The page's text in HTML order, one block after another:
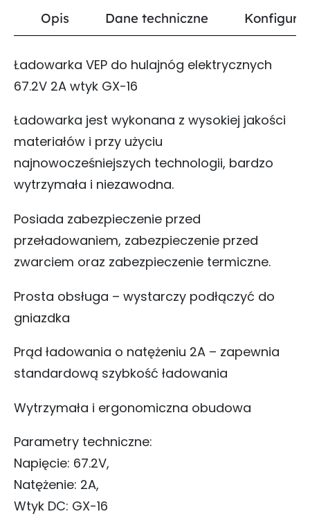
Opis Dane techniczne
Ładowarka VEP do hulajnóg elektrycznych
67.2V 2A wtyk GX-16
Ładowarka jest wykonana z wysokiej jakości
materiałów i przy użyciu
najnowocześniejszych technologii, bardzo
wytrzymała i niezawodna.
Posiada zabezpieczenie przed
przeładowaniem, zabezpieczenie przed
zwarciem oraz zabezpieczenie termiczne.
Prosta obsługa – wystarczy podłączyć do
gniazdka
Prąd ładowania o natężeniu 2A – zapewnia
standardową szybkość ładowania
Wytrzymała i ergonomiczna obudowa
Parametry techniczne:
Napięcie: 67.2V,
Natężenie: 2A,
Wtyk DC: GX-16